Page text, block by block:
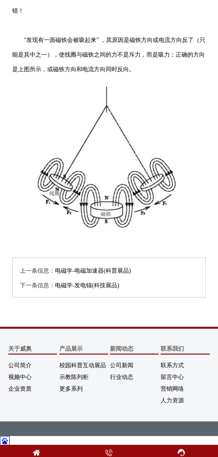
错！
“发现有一面磁铁会被吸起来” ，其原因是磁铁方向或电流方向反了（只
能是其中之一），使线圈与磁铁之间的力不是斥力，而是吸力；正确的方向
是上图所示，或磁铁方向和电流方向同时反向。
上一条信息： 电磁学-电磁加速器(科普展品)
下一条信息： 电磁学-发电锚(科技展品)
关于威奥
公司简介
视频中心
企业资质
产品展示
校园科普互动展品
示教陈列柜
更多系列
新闻动态
公司新闻
行业动态
联系我们
联系方式
留言中心
营销网络
人力资源